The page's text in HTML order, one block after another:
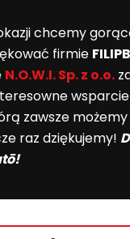
chcemy
firmie
N.O.W.I. Sp. z o.o.
zawsze możemy
raz dziękujemy!